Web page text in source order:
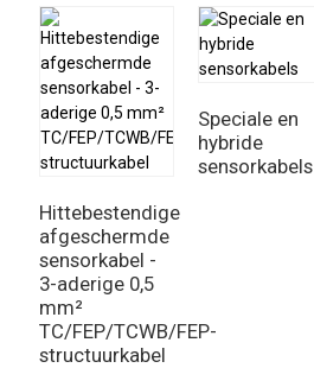
Hittebestendige
afgeschermde
sensorkabel -
3-aderige 0,5
mm²
TC/FEP/TCWB/FEP-
structuurkabel
Speciale en
hybride
sensorkabels